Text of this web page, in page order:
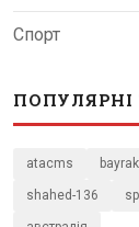
Спорт
ПОПУЛЯРНІ
atacms
shahed-136